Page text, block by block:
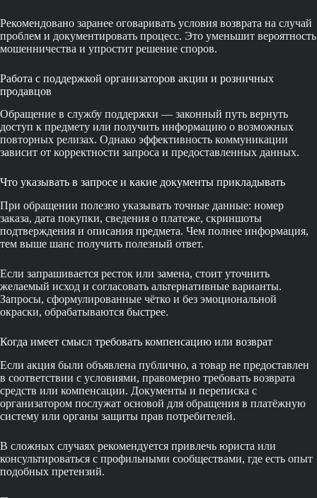
Рекомендовано заранее оговаривать условия возврата на случай
проблем и документировать процесс. Это уменьшит вероятность
мошенничества и упростит решение споров.
Работа с поддержкой организаторов акции и розничных
продавцов
Обращение в службу поддержки — законный путь вернуть
доступ к предмету или получить информацию о возможных
повторных релизах. Однако эффективность коммуникации
зависит от корректности запроса и предоставленных данных.
Что указывать в запросе и какие документы прикладывать
При обращении полезно указывать точные данные: номер
заказа, дата покупки, сведения о платеже, скриншоты
подтверждения и описания предмета. Чем полнее информация,
тем выше шанс получить полезный ответ.
Если запрашивается ресток или замена, стоит уточнить
желаемый исход и согласовать альтернативные варианты.
Запросы, сформулированные чётко и без эмоциональной
окраски, обрабатываются быстрее.
Когда имеет смысл требовать компенсацию или возврат
Если акция были объявлена публично, а товар не предоставлен
в соответствии с условиями, правомерно требовать возврата
средств или компенсации. Документы и переписка с
организатором послужат основой для обращения в платёжную
систему или органы защиты прав потребителей.
В сложных случаях рекомендуется привлечь юриста или
консультироваться с профильными сообществами, где есть опыт
подобных претензий.